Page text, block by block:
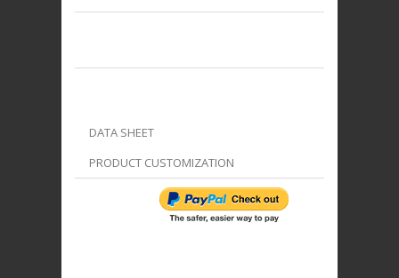
DATA SHEET
PRODUCT CUSTOMIZATION